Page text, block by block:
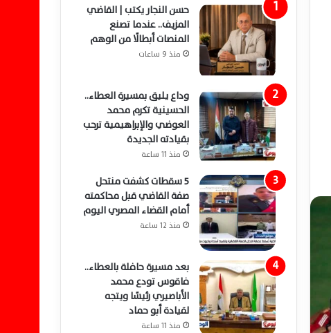
حسن النجار يكتب | القاضي
المزيف.. عندما تصنع
المنصات أبطالًا من الوهم
منذ 9 ساعات
وداع يليق بمسيرة العطاء..
الحسينية تكرم محمد
العوضي والإبراهيمية ترحب
بقيادته الجديدة
منذ 11 ساعة
5 سقطات كشفت منتحل
صفة القاضي قبل محاكمته
أمام القضاء المصري اليوم
منذ 12 ساعة
بعد مسيرة حافلة بالعطاء..
فاقوس تودع محمد
الأباصيري رئيسًا ويتجه
لقيادة أبو حماد
منذ 11 ساعة